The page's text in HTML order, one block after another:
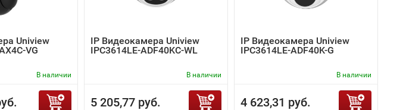
Uniview
VG
В наличии
IP Видеокамера Uniview
IPC3614LE-ADF40KC-WL
В наличии
5 205,77 руб.
IP Видеокамера Uniview
IPC3614LE-ADF40K-G
В наличии
4 623,31 руб.